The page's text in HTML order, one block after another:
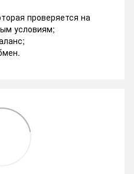
проверяется на
условиям;